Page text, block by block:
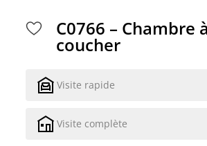
C0766 – Chambre à
coucher
Visite rapide
Visite complète